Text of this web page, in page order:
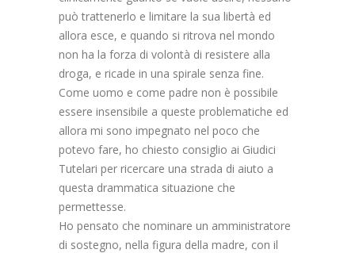
può trattenerlo e limitare la sua libertà ed
allora esce, e quando si ritrova nel mondo
non ha la forza di volontà di resistere alla
droga, e ricade in una spirale senza fine.
Come uomo e come padre non è possibile
essere insensibile a queste problematiche ed
allora mi sono impegnato nel poco che
potevo fare, ho chiesto consiglio ai Giudici
Tutelari per ricercare una strada di aiuto a
questa drammatica situazione che
permettesse.
Ho pensato che nominare un amministratore
di sostegno, nella figura della madre, con il